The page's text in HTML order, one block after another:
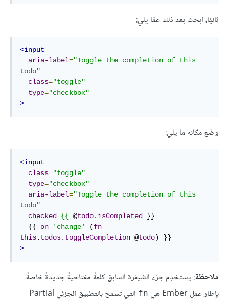
ثانيًا، ابحث بعد ذلك عمّا يلي:
<input
aria-label="Toggle the completion of this
todo"
class="toggle"
type="checkbox"
>
وضَع مكانه ما يلي:
<input
class="toggle"
type="checkbox"
aria-label="Toggle the completion of this
todo"
checked={{ @todo. isCompleted }}
  {{
on 'change' (fn
this. todos. toggleCompletion @todo
>
ملاحظة: يستخدِم جزء الشيفرة السابق كلمةً مفتاحيةً جديدةً خاصةً
بإطار عمل Ember هي
fn
التي تسمح بالتطبيق الجزئي Partial